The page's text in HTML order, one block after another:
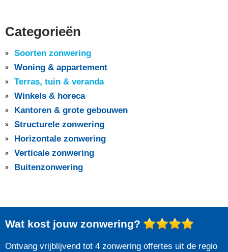
Categorieën
Soorten zonwering
Woning & appartement
Terras, tuin & veranda
Winkels & horeca
Kantoren & grote gebouwen
Structurele zonwering
Horizontale zonwering
Verticale zonwering
Buitenzonwering
Wat kost jouw zonwering?
Ontvang vrijblijvend tot 4 zonwering offertes uit de regio